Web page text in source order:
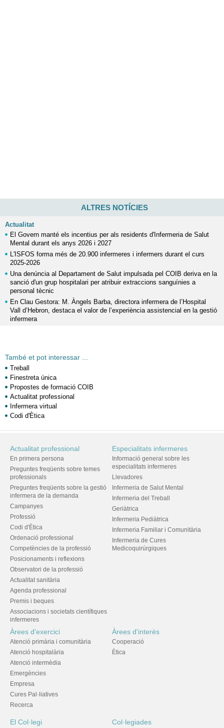
ALTRES NOTÍCIES
Actualitat
El Govern manté els incentius per als residents d'Infermeria de Salut
Mental durant els anys 2026 i 2027
L'ISFOS forma més de 20.900 infermeres i infermers durant el curs
2025-2026
Una denúncia al Departament de Salut impulsada pel COIB deriva en la
sanció d'un grup hospitalari per atribuir extraccions sanguínies a
personal tècnic
En Clau Gestora: M. Àngels Barba, directora infermera de l’Hospital
Vall d’Hebron, destaca el valor de l’experiència assistencial en la gestió
infermera
També et pot interessar ...
Treball
Finestreta única
Propostes de formació COIB
Actualitat professional
Infermera virtual
Codi d'Ètica
Actualitat professional
En primera persona
Preguntes freqüents sobre temes
professionals
Preguntes freqüents sobre la gestió
infermera de la demanda
Campanyes
Professió
Codi d'Ètica
Ordenació professional
Competències de la professió
Posicionaments i reflexions
Observatori de la professió
Actualitat sanitària
Agenda professional
Premis i beques
Associacions i societats científiques
infermeres
Especialitats infermeres
Informació general sobre les
especialitats infermeres
Llevadores
Infermeria de Salut Mental
Infermeria del Treball
Geriàtrica
Infermeria Pediàtrica
Infermeria Familiar i Comunitària
Infermeria de Cures
Medicoquirúrgiques
Àrees d'exercici
Atenció primària i comunitària
Atenció hospitalària
Atenció intermèdia
Emergències
Empresa
Cures Pal·liatives
Recerca
Àrees d'interès
Cooperació
Ètica
El Col·legi Col·legiades